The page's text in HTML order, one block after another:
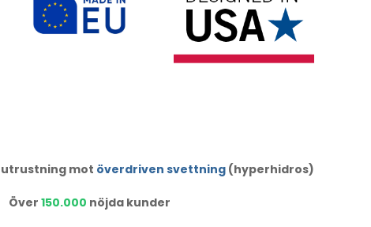
mot överdriven svettning(hyperhidros)
Över 150.000 nöjda kunder